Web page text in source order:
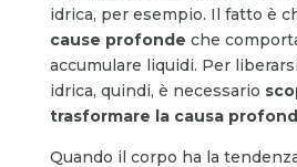
idrica, per esempio. Il fatto è
cause profonde che
accumulare liquidi. Per
idrica, quindi, è necessario
trasformare la causa
Quando il corpo ha la